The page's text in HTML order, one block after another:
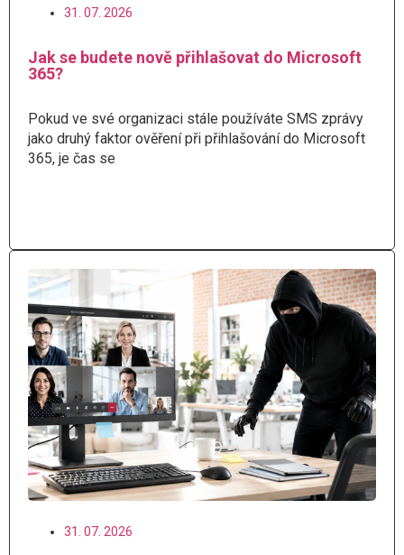
31. 07. 2026
Jak se budete nově přihlašovat do Microsoft
365?
Pokud ve své organizaci stále používáte SMS zprávy
jako druhý faktor ověření při přihlašování do Microsoft
365, je čas se
31. 07. 2026